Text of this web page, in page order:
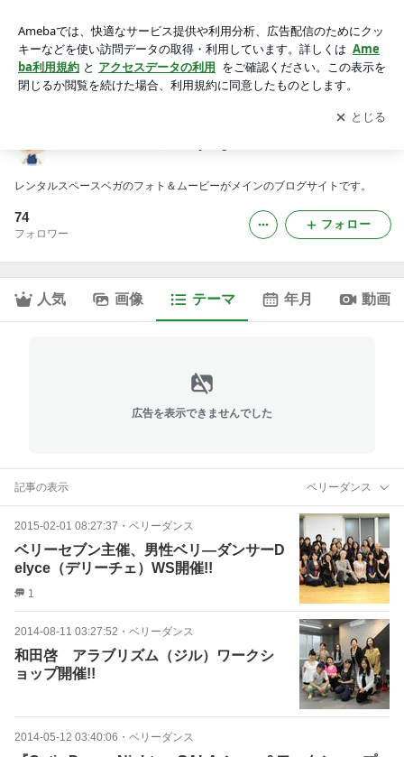
アプリをダウンロードして ブログの更新通知
を受け取りまし
ょう。
開く
レンタルスペースベガのフォト＆ムービーがメインのブログサイトです。
74
フォロワー
フォロー
人気 画像 テーマ 年月 動画
広告を表示できませんでした
記事の表示 ベリーダンス
2015-02-01 08:27:37 ・ ベリーダンス
ベリーセブン主催、男性ベリ―ダンサーD
elyce（デリーチェ）WS開催!!
1
2014-08-11 03:27:52 ・ ベリーダンス
和田啓 アラブリズム（ジル）ワークシ
ョップ開催!!
2014-05-12 03:40:06 ・ ベリーダンス